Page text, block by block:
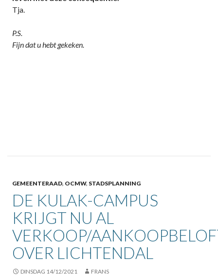
Tja.
P.S.
Fijn dat u hebt gekeken.
GEMEENTERAAD, OCMW, STADSPLANNING
DE KULAK-CAMPUS
KRIJGT NU AL
VERKOOP/
OVER LICHTENDAL
DINSDAG 14/12/2021 FRANS